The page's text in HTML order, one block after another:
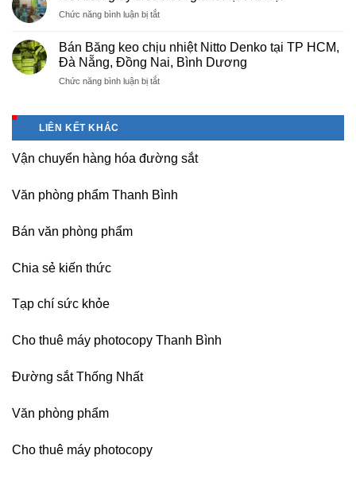
khu
nghiệp
Bắc
Long,
Bài
Nội
photocopy
tại
Nội
giá
uy
nghề
Chức năng bình luận bị tắtở
giấy
Double
A
Bán Băng keo chịu nhiệt Nitto Denko tại TP HCM,
Đà Nẵng, Đồng Nai, Bình Dương
Chức năng bình luận bị tắtở
Nitto
tại
TP
LIÊN KẾT KHÁC
Vận chuyển hàng hóa đường sắt
Văn phòng phẩm Thanh Bình
Bán văn phòng phẩm
Chia sẻ kiến thức
Tạp chí sức khỏe
Cho thuê máy photocopy Thanh Bình
Đường sắt Thống Nhất
Văn phòng phẩm
Cho thuê máy photocopy